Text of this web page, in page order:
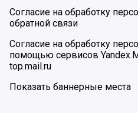
Согласие на обработку
обратной связи
Согласие на обработку
помощью сервисов
top.mail.ru
Показать баннерные места